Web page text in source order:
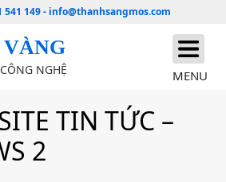
541 149- info@thanhsangmos.com
NGHỆ MENU
TIN TỨC –
2